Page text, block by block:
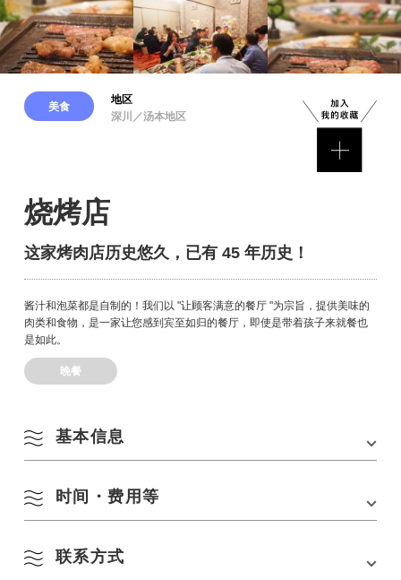
美食
地区
深川／汤本地区
烧烤店
这家烤肉店历史悠久，已有 45 年历史！
酱汁和泡菜都是自制的！我们以 "让顾客满意的餐厅 "为宗旨，提供美味的
肉类和食物，是一家让您感到宾至如归的餐厅，即使是带着孩子来就餐也
是如此。
晚餐
基本信息
地址 759-4101 山口县长门市东深川 996 号
交通方式
时间・费用等
营业时间联系方式